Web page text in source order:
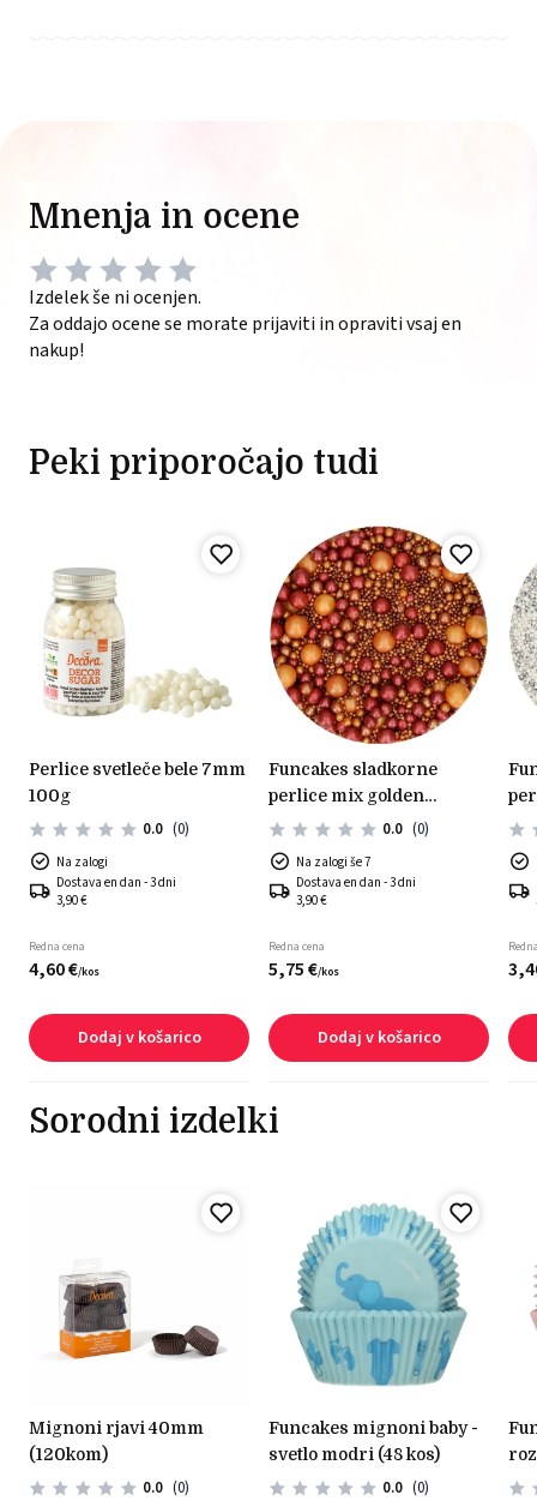
Mnenja in ocene
Izdelek še ni ocenjen.
Za oddajo ocene se morate prijaviti in opraviti vsaj en
nakup!
Peki priporočajo tudi
perlice svetleče bele 7mm
100g
0.0 (0)
Na zalogi
Dostava en dan - 3 dni
3,90 €
Redna cena
4,60€/kos
Dodaj v košarico
funcakes sladkorne
perlice mix golden
passion 80g
0.0 (0)
Na zalogi še 7
Dostava en dan - 3 dni
3,90 €
Redna cena
5,75€/kos
Dodaj v košarico
funcakes sladkorne
3,
Sorodni izdelki
mignoni rjavi 40mm
(120kom)
0.0 (0)
funcakes mignoni baby -
svetlo modri (48 kos)
0.0 (0)
funcakes mignoni - baby